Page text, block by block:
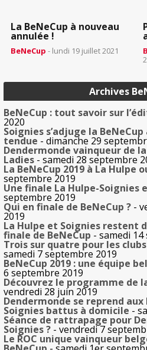
La BeNeCup à nouveau
annulée !
BeNeCup - lundi 19 juillet 2021
Archives
BeNeCup : tout savoir sur
2020
Soignies s’adjuge la
tendue - dimanche 29
Dendermonde vainqueur de
Ladies - samedi 28 septembre
La BeNeCup 2019 à La Hulpe
septembre 2019
Une finale La Hulpe-Soignies
septembre 2019
Qui en finale de BeNeCup ? -
2019
La Hulpe et Soignies restent
finale de BeNeCup - samedi
Trois sur quatre pour les
samedi 7 septembre 2019
BeNeCup 2019 : une équipe
6 septembre 2019
Découvrez le programme de
vendredi 28 juin 2019
Dendermonde se reprend aux
Soignies battus à domicile -
Séance de rattrapage pour
Soignies ? - vendredi 7
Le ROC unique vainqueur